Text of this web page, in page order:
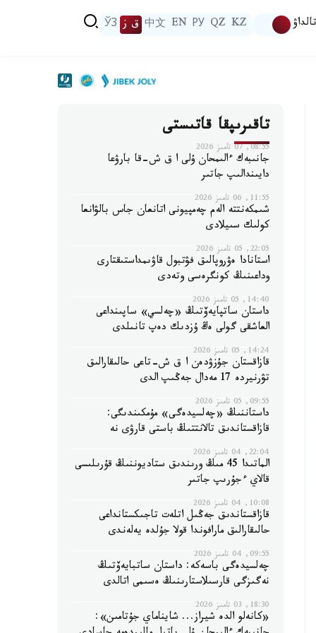
تالداۋ KZ
QZ
РУ
EN
中文 ق ز ЎЗ
تاقىرىپقا قاتىستى
08:55, 07 تامىز 2026
جانىبەك ءالىمحان ۇلى ا ق ش-قا بارۋعا
دايىندالىپ جاتىر
11:55, 06 تامىز 2026
شىمكەنتتە الەم چەمپيونى اتانعان جاس بالۋانعا
كولىك سىيلادى
22:05, 05 تامىز 2026
استانادا ەۋروپالىق فۋتبول قاۋىمداستىقتارى
وداعىنىڭ كونگرەسى وتەدى
14:40, 05 تامىز 2026
داستان ساتپايەۆتىڭ «چەلسي» ساپىنداعى
العاشقى گولى ەڭ ۇزدىك دەپ تانىلدى
14:24, 05 تامىز 2026
قازاقستان جۇزۋدەن ا ق ش-تاعى حالىقارالىق
تۋرنيردە 17 مەدال جەڭىپ الدى
09:55, 05 تامىز 2026
داستاننىڭ «چەلسيدەگى» مۇمكىندىگى:
قازاقستاندىق تالانتتىڭ باستى قارۋى نە
22:04, 04 تامىز 2026
الماتىدا 45 مىڭ ورىندىق ستاديوننىڭ قۇرىلىسى
قالاي ءجۇرىپ جاتىر
10:08, 04 تامىز 2026
قازاقستاندىق جەڭىل اتلەت تاجىكستانداعى
حالىقارالىق مارافوندا قولا جۇلدە يەلەندى
09:55, 04 تامىز 2026
چەلسيدەگى باسەكە: داستان ساتبايەۆتىڭ
نەگىزگى قارسىلاستارىنىڭ ەسىمى اتالدى
18:30, 03 تامىز 2026
«كانەلو الدە شيراز... شايناماي جۇتامىن»: